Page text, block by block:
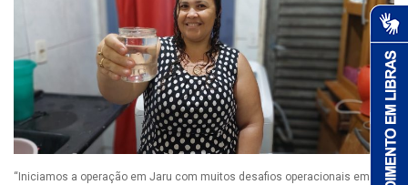
“Iniciamos a operação em Jaru com muitos desafios operacionais em